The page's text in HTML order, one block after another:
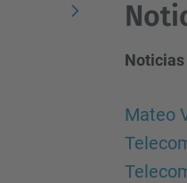
Mateo